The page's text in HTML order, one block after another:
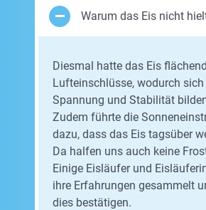
Warum das Eis nicht
Diesmal hatte das Eis
Lufteinschlüsse, wodurch sich
Spannung und Stabilität
Zudem führte die
dazu, dass das Eis tagsüber
Da halfen uns auch keine
Einige Eisläufer und
ihre Erfahrungen gesammelt
dies bestätigen.